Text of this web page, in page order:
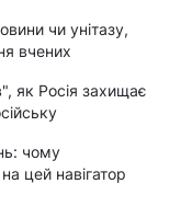
чи унітазу,
вчених
як Росія захищає
чому
цей навігатор